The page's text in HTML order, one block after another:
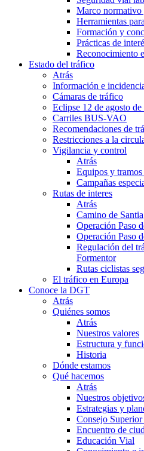
Marco normativo
Herramientas
Formación y
Prácticas de
Reconocimiento
Estado del tráfico
Atrás
Información e
Cámaras de tráfico
Eclipse 12 de agosto
Carriles BUS-VAO
Recomendaciones de
Restricciones a la
Vigilancia y control
Atrás
Equipos y
Campañas
Rutas de interes
Atrás
Camino de
Operación Paso
Operación Paso
Regulación del
Formentor
Rutas ciclistas
El tráfico en Europa
Conoce la DGT
Atrás
Quiénes somos
Atrás
Nuestros valores
Estructura y
Historia
Dónde estamos
Qué hacemos
Atrás
Nuestros
Estrategias y
Consejo
Encuentro de
Educación Vial